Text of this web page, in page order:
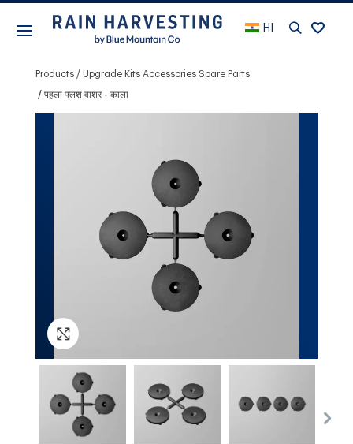
HI
Products Upgrade Kits Accessories Spare Parts
पहला फ्लश वाशर - काला